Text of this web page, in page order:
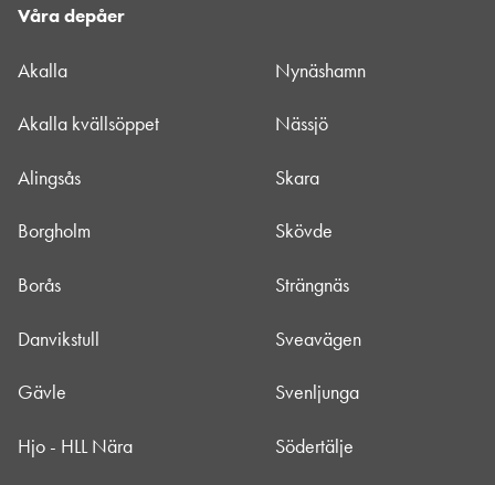
Våra depåer
Akalla
Akalla kvällsöppet
Alingsås
Borgholm
Borås
Danvikstull
Gävle
Hjo - HLL Nära
Nynäshamn
Nässjö
Skara
Skövde
Strängnäs
Sveavägen
Svenljunga
Södertälje